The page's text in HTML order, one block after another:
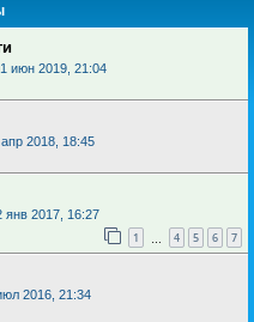
июн 2019, 21:04
2018, 18:45
янв 2017, 16:27
1 4 5 6 7
2016, 21:34